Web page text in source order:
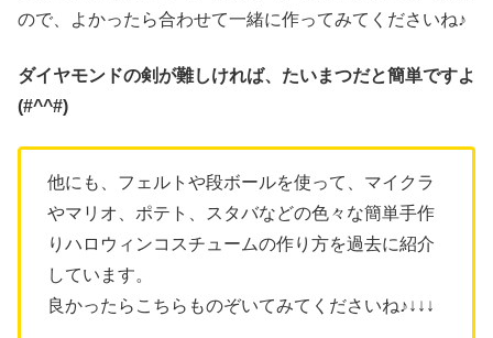
ので、よかったら合わせて一緒に作ってみてくださいね♪
ダイヤモンドの剣が難しければ、たいまつだと簡単ですよ
(#^^#)
他にも、フェルトや段ボールを使って、マイクラ
やマリオ、ポテト、スタバなどの色々な簡単手作
りハロウィンコスチュームの作り方を過去に紹介
しています。
良かったらこちらものぞいてみてくださいね♪↓↓↓